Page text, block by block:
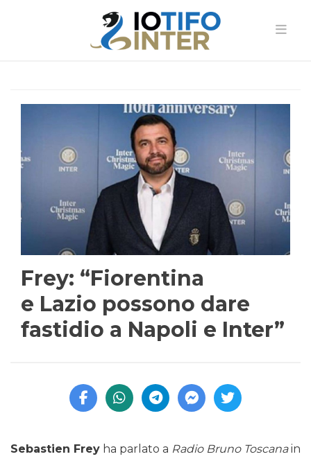
Frey: “Fiorentina
e Lazio possono dare
fastidio a Napoli e Inter”
Sebastien Frey ha parlato a Radio Bruno Toscanain